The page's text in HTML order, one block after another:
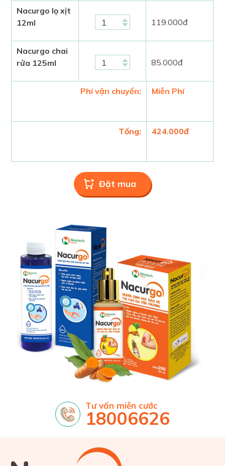
Nacurgo lọ xịt
12ml
Nacurgo chai
rửa 125ml
119.000đ
85.000đ
Phí vận chuyển: Miễn Phí
Tổng: 424.000đ
Tư vấn miễn cước
18006626